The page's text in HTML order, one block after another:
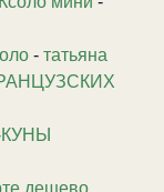
- татьяна
дешево